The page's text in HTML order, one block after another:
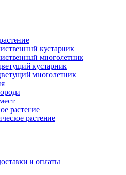
кустарник
многолетник
кустарник
многолетник
растение
растение
и оплаты